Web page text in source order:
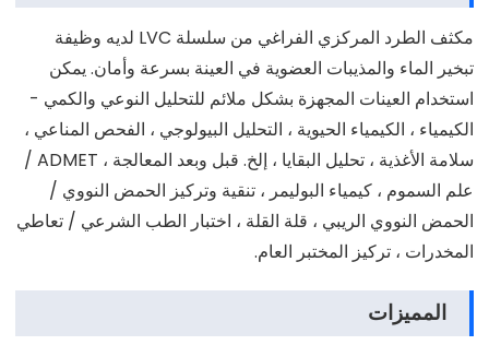
مكثف الطرد المركزي الفراغي من سلسلة LVC لديه وظيفة
تبخير الماء والمذيبات العضوية في العينة بسرعة وأمان. يمكن
استخدام العينات المجهزة بشكل ملائم للتحليل النوعي والكمي -
الكيمياء ، الكيمياء الحيوية ، التحليل البيولوجي ، الفحص المناعي ،
سلامة الأغذية ، تحليل البقايا ، إلخ. قبل وبعد المعالجة ، ADMET /
علم السموم ، كيمياء البوليمر ، تنقية وتركيز الحمض النووي /
الحمض النووي الريبي ، قلة القلة ، اختبار الطب الشرعي / تعاطي
المخدرات ، تركيز المختبر العام.
المميزات